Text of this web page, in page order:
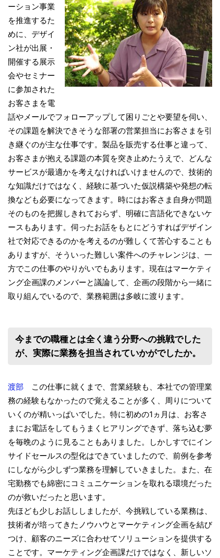
ーション事業
を推進するた
めに、デザイ
ン社が出展・
開催する展示
会やセミナー
に参加された
お客さまを電
話やメールでフォローアップして困りごとや要望を伺い、
その課題を解決できそうな部署の営業担当にお客さまを引
き継ぐのが主な仕事です。製品を販売する仕事と違って、
お客さまが抱える課題の本質を突き止めたうえで、どんな
サービスが最適かを考えなければいけませんので、技術的
な知識だけではなく、経験に基づいた仮説構築や発想の転
換なども必要になってきます。時にはお客さま自身が問題
そのものを把握しきれておらず、明確に言語化できないケ
ースもあります。伺ったお話をもとにどうすればデザイン
社で対応できるのかを考えるのが難しくて苦心することも
ありますが、そういった難しい案件へのチャレンジは、一
方でこの仕事のやりがいでもあります。現在はマーケティ
ング企画課のメンバーと議論して、企画の段階から一緒に
取り組んでいるので、業務範囲は多岐に渡ります。
今までの職種とは全く違う分野への挑戦でした
が、実際に業務を担当されていかがでしたか。
渡部 この仕事に就くまで、営業経験も、本社での管理業
務の経験もなかったので覚えることが多く、周りについて
いくのが精いっぱいでした。特に初めの1ヵ月は、お客さ
まにお電話をしてもうまくヒアリングできず、落ち込む夢
を毎晩のように見ることもありました。しかしすでにイン
サイドセールスの型化はできていましたので、前例を参考
にしながら少しずつ業務を理解していきました。また、在
宅勤務でも綿密にコミュニケーションを取れる環境だった
のが救いだったと思います。
先ほども少しお話ししましたが、今挑戦している業務は、
技術者が培ってきたノウハウとマーケティング企画を結び
つけ、顧客のニーズに合わせてソリューションを提供する
ことです。マーケティング企画課だけではなく、新しいソ